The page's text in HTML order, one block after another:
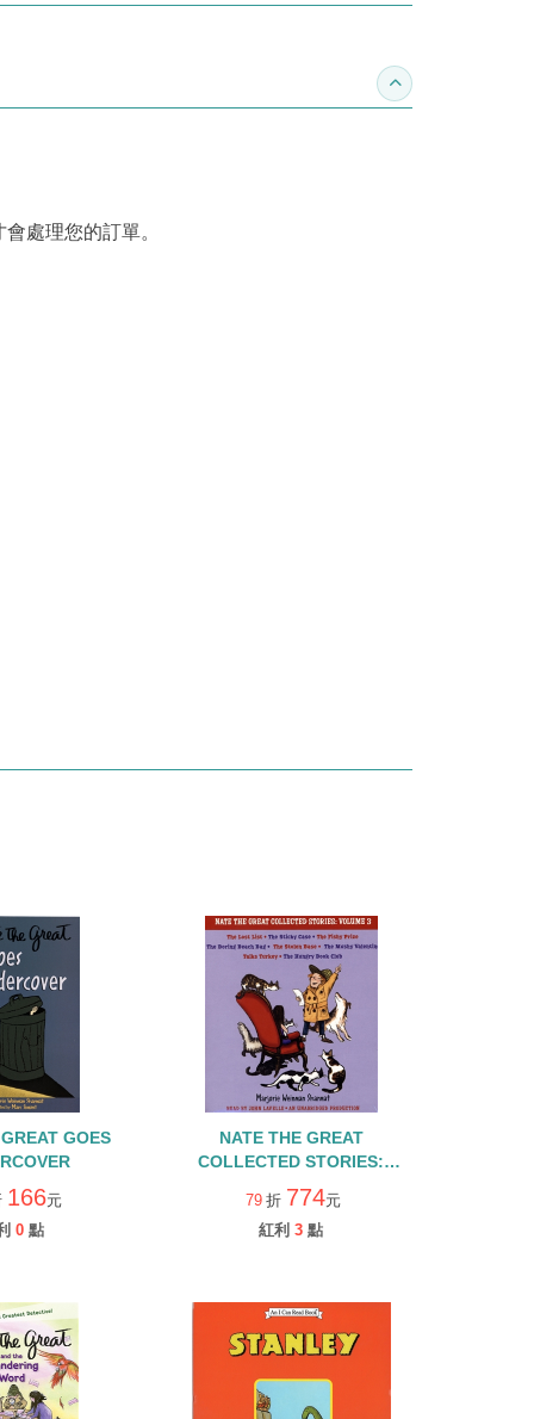
收合訂購須知
處理您的訂單。
GOES
166元
0 點
NATE THE GREAT
COLLECTED STORIES:
VOLUME 3 /4CDS
79 折 774元
紅利 3 點